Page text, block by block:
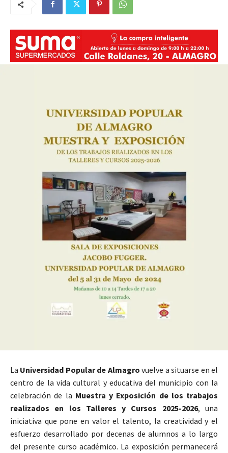
La Universidad Popular de Almagro vuelve a situarse en el
centro de la vida cultural y educativa del municipio con la
celebración de la Muestra y Exposición de los trabajos
realizados en los Talleres y Cursos 2025-2026, una
iniciativa que pone en valor el talento, la creatividad y el
esfuerzo desarrollado por decenas de alumnos a lo largo
del presente curso académico. La exposición permanecerá